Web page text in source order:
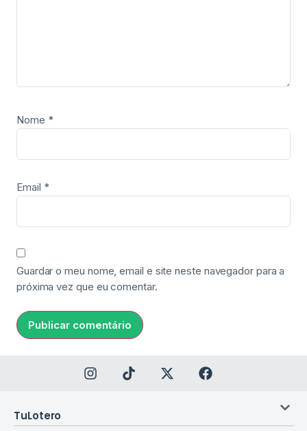
Nome *
Email *
Guardar o meu nome, email e site neste navegador para a
próxima vez que eu comentar.
TuLotero